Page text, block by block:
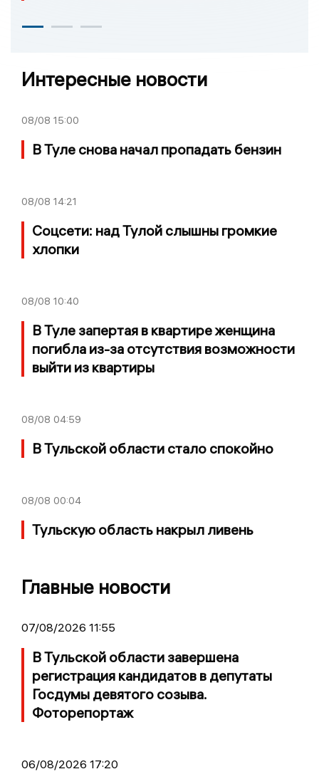
Интересные новости
08/08 15:00
В Туле снова начал пропадать бензин
08/08 14:21
Соцсети: над Тулой слышны громкие
хлопки
08/08 10:40
В Туле запертая в квартире женщина
погибла из-за отсутствия возможности
выйти из квартиры
08/08 04:59
В Тульской области стало спокойно
08/08 00:04
Тульскую область накрыл ливень
Главные новости
07/08/2026 11:55
В Тульской области завершена
регистрация кандидатов в депутаты
Госдумы девятого созыва.
Фоторепортаж
06/08/2026 17:20